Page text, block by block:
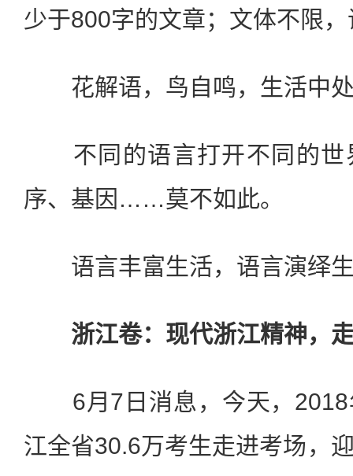
少于800字的文章；文体不限
花解语，鸟自鸣，生活中处
不同的语言打开不同的世
序、基因……莫不如此。
语言丰富生活，语言演绎生
浙江卷：现代浙江精神，
6月7日消息，今天，2018
江全省30.6万考生走进考场，